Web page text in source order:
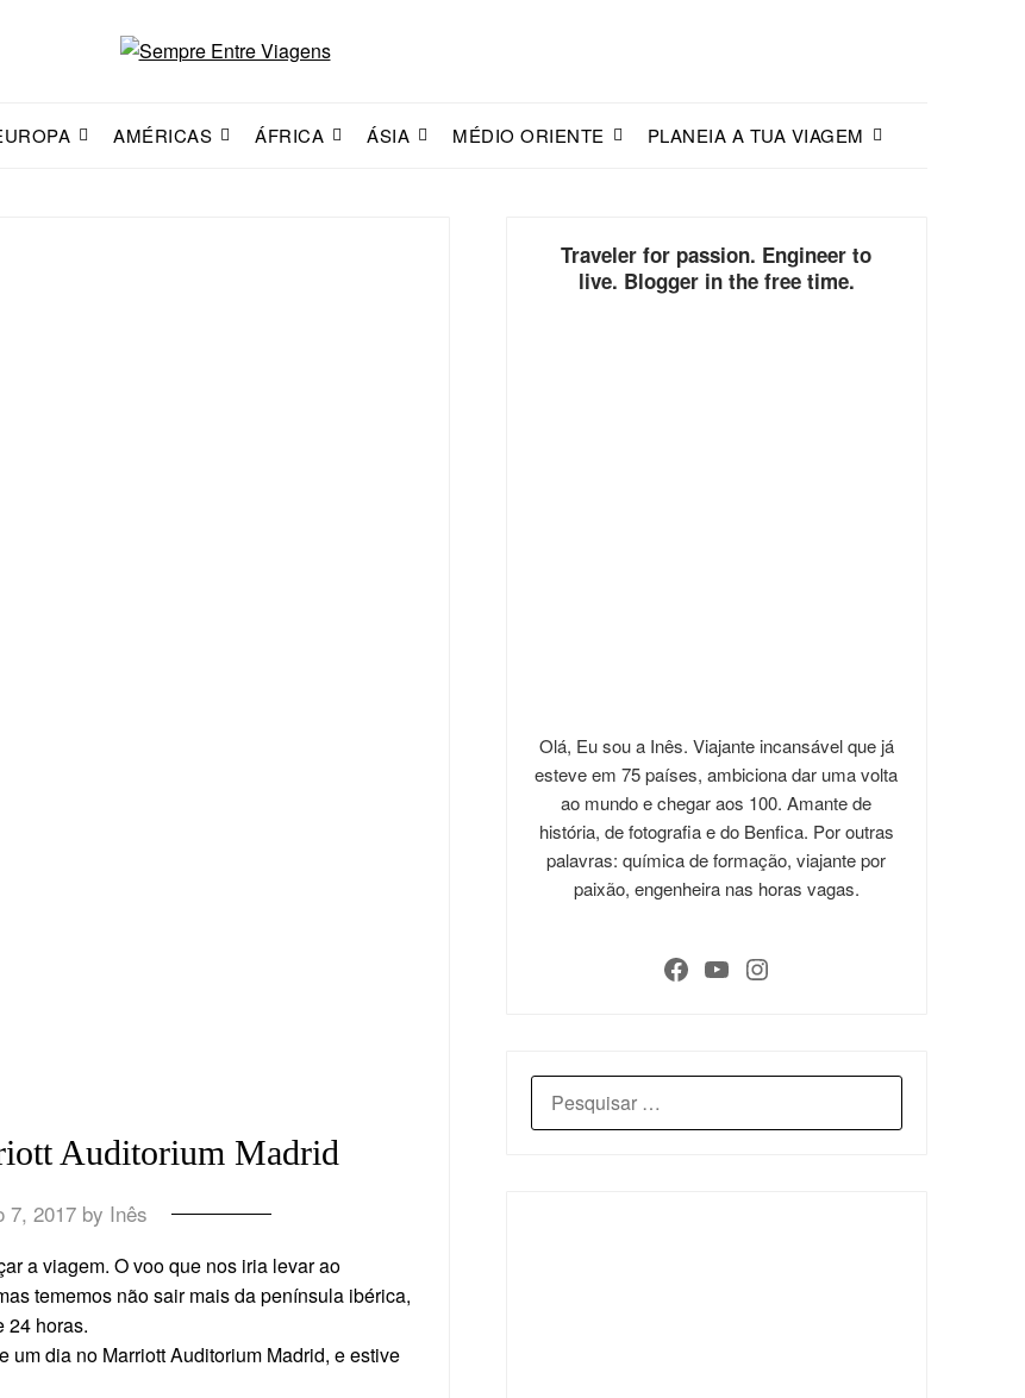
AMÉRICAS ÁFRICA ÁSIA MÉDIO ORIENTE PLANEIA A TUA VIAGEM
Auditorium Madrid
7, 2017 by Inês
a viagem. O voo que nos iria levar ao
tememos não sair mais da península ibérica,
24 horas.
um dia no Marriott Auditorium Madrid, e estive
Traveler for passion. Engineer to
live. Blogger in the free time.
Olá, Eu sou a Inês. Viajante incansável que já
esteve em 75 países, ambiciona dar uma volta
ao mundo e chegar aos 100. Amante de
história, de fotografia e do Benfica. Por outras
palavras: química de formação, viajante por
paixão, engenheira nas horas vagas.